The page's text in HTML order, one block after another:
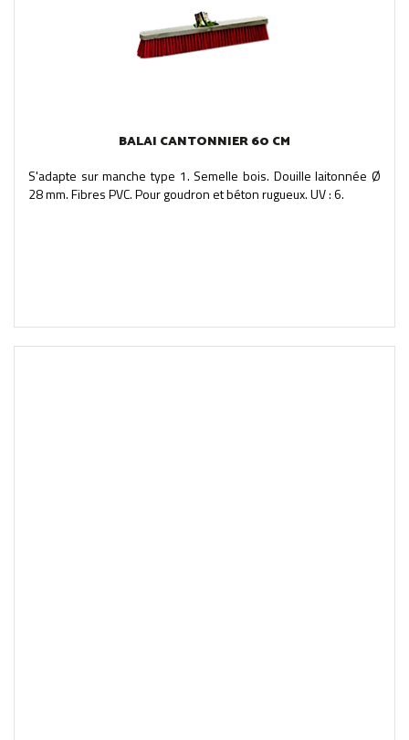
BALAI CANTONNIER 60 CM
S'adapte sur manche type 1. Semelle bois. Douille laitonnée Ø
28 mm. Fibres PVC. Pour goudron et béton rugueux. UV : 6.